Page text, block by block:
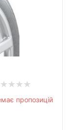
пропозицій